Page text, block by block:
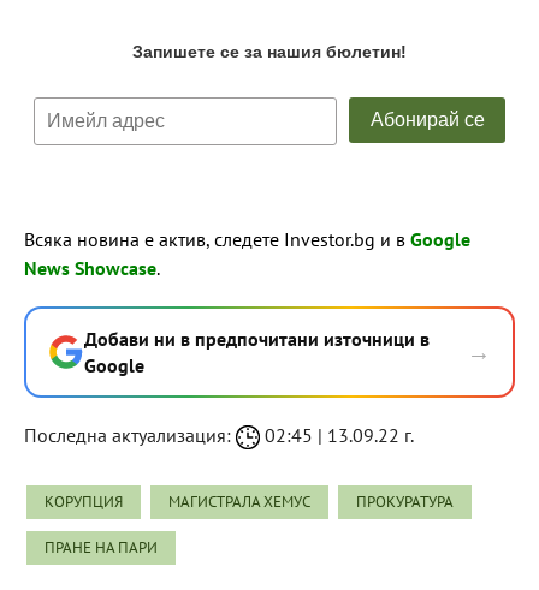
Всяка новина е актив, следете Investor.bg и в Google
News Showcase.
Добави ни в предпочитани източници в
Google
→
Последна актуализация: 02:45 | 13.09.22 г.
КОРУПЦИЯ МАГИСТРАЛА ХЕМУС ПРОКУРАТУРА
ПРАНЕ НА ПАРИ